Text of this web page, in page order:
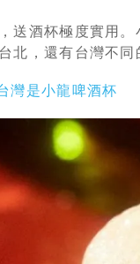
送酒杯極度實用
北，還有台灣不
灣是小龍啤酒杯